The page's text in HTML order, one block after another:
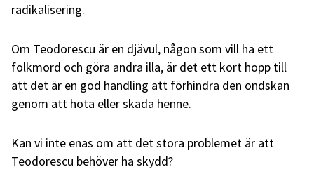
radikalisering.
Om Teodorescu är en djävul, någon som vill ha ett
folkmord och göra andra illa, är det ett kort hopp till
att det är en god handling att förhindra den ondskan
genom att hota eller skada henne.
Kan vi inte enas om att det stora problemet är att
Teodorescu behöver ha skydd?